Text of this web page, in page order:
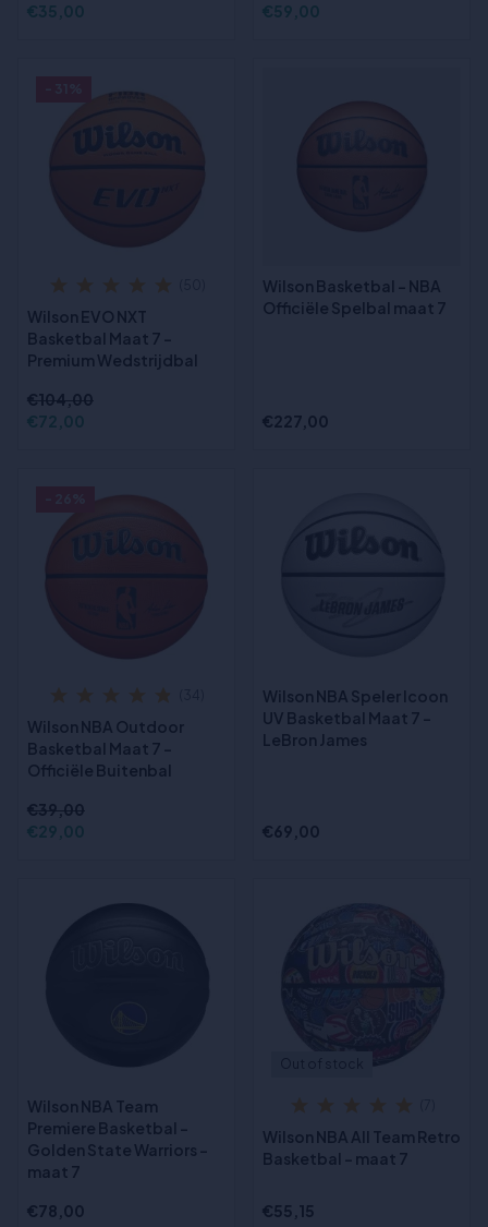
€35,00
€59,00
Wilson EVO NXT
Basketbal Maat 7 –
Premium Wedstrijdbal
€104,00
€72,00
Wilson Basketbal - NBA
Officiële Spelbal maat 7
€227,00
Wilson NBA Outdoor
Basketbal Maat 7 –
Officiële Buitenbal
€39,00
€29,00
Wilson NBA Speler Icoon
UV Basketbal Maat 7 -
LeBron James
€69,00
Wilson NBA Team
Premiere Basketbal -
Golden State Warriors -
maat 7
€78,00
Wilson NBA All Team Retro
Basketbal - maat 7
€55,15